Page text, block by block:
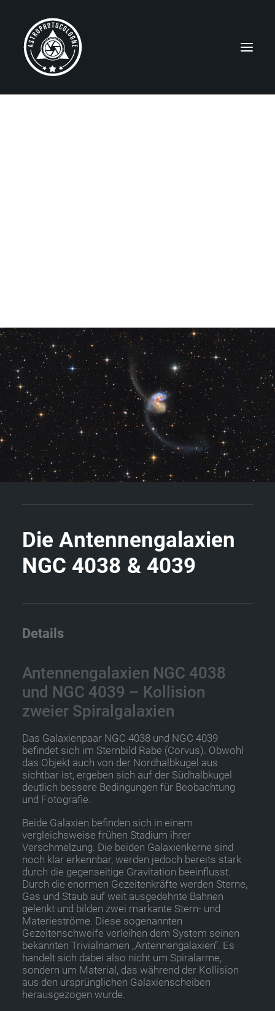
Die Antennenga axien
NGC 4038 & 4039
Details
Antennengalaxien NGC 4038
und NGC 4039 – Kollision
zweier Spiralgalaxien
Das Galaxienpaar NGC 4038 und NGC 4039
befindet sich im Sternbild Rabe (Corvus). Obwohl
das Objekt auch von der Nordhalbkugel aus
sichtbar ist, ergeben sich auf der Südhalbkugel
deutlich bessere Bedingungen für Beobachtung
und Fotografie.
Beide Galaxien befinden sich in einem
vergleichsweise frühen Stadium ihrer
Verschmelzung. Die beiden Galaxienkerne sind
noch klar erkennbar, werden jedoch bereits stark
durch die gegenseitige Gravitation beeinflusst.
Durch die enormen Gezeitenkräfte werden Sterne,
Gas und Staub auf weit ausgedehnte Bahnen
gelenkt und bilden zwei markante Stern- und
Materieströme. Diese sogenannten
Gezeitenschweife verleihen dem System seinen
bekannten Trivialnamen „Antennengalaxien“. Es
handelt sich dabei also nicht um Spiralarme,
sondern um Material, das während der Kollision
aus den ursprünglichen Galaxienscheiben
herausgezogen wurde.